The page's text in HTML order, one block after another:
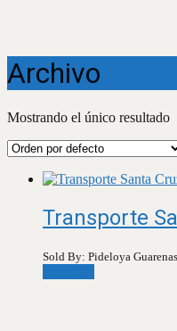
Archivo
Mostrando el único resultado
Transporte
Sold By: Pideloya Guarenas